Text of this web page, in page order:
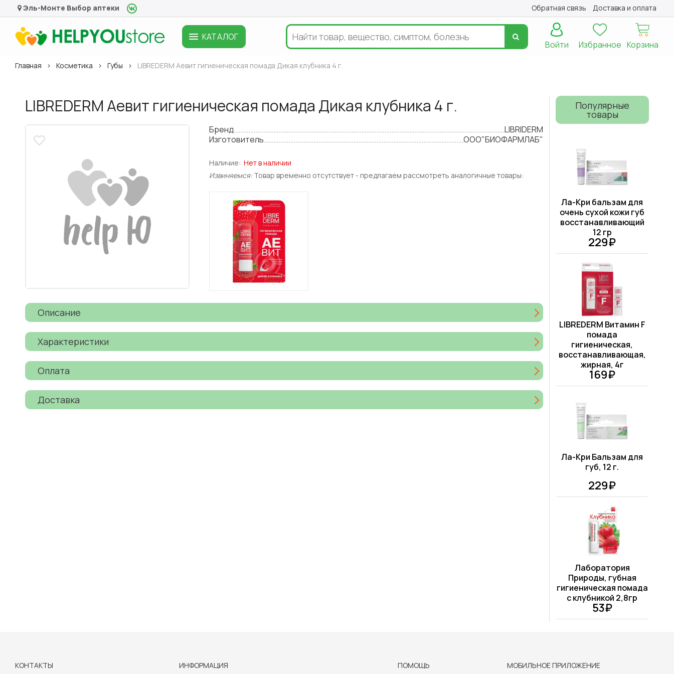
Эль-Монте Выбор аптеки Обратная связь Доставка и оплата
КАТАЛОГ
Корзина
Избранное
Войти
Главная Косметика Губы LIBREDERM Аевит гигиеническая помада Дикая клубника 4 г.
LIBREDERM Аевит гигиеническая помада Дикая клубника 4 г.
Бренд
LIBRIDERM
Изготовитель
ООО"БИОФАРМЛАБ"
Наличие: Нет в наличии
Извиняемся: Товар временно отсутствует - предлагаем рассмотреть аналогичные товары:
Описание
Характеристики
Оплата
Доставка
Популярные
товары
Ла-Кри бальзам для
очень сухой кожи губ
восстанавливающий
12 гр
229₽
LIBREDERM Витамин F
помада
гигиеническая,
восстанавливающая,
жирная, 4г
169₽
Ла-Кри Бальзам для
губ, 12 г.
229₽
Лаборатория
Природы, губная
гигиеническая помада
с клубникой 2,8гр
53₽
КОНТАКТЫ ИНФОРМАЦИЯ ПОМОЩЬ МОБИЛЬНОЕ ПРИЛОЖЕНИЕ